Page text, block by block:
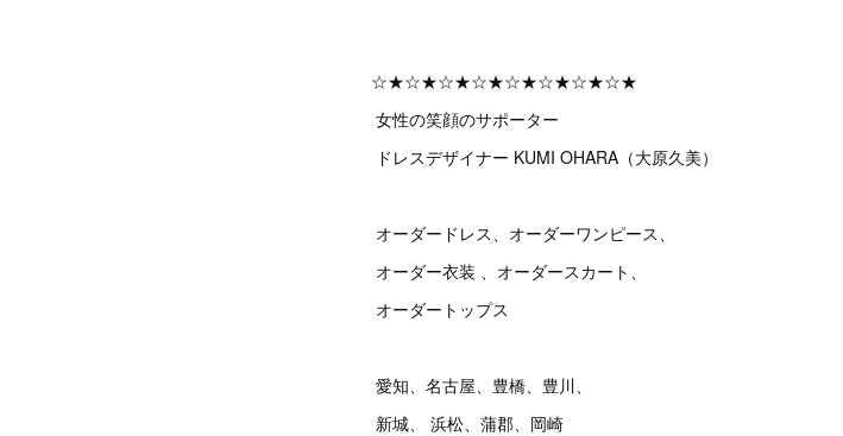
☆★☆★☆★☆★☆★☆★☆★☆★
女性の笑顔のサポーター
ドレスデザイナー KUMI OHARA（大原久美）
オーダードレス、オーダーワンピース、
オーダー衣装 、オーダースカート、
オーダートップス
愛知、名古屋、豊橋、豊川、
新城、 浜松、蒲郡、岡崎